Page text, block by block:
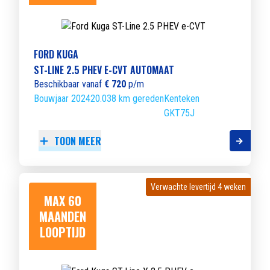
FORD KUGA
ST-LINE 2.5 PHEV E-CVT AUTOMAAT
Beschikbaar vanaf € 720 p/m
Bouwjaar 202420.038 km geredenKenteken
GKT75J
TOON MEER
MAX 60
MAANDEN
LOOPTIJD
Verwachte levertijd 4 weken
Verwachte levertijd 4 weken